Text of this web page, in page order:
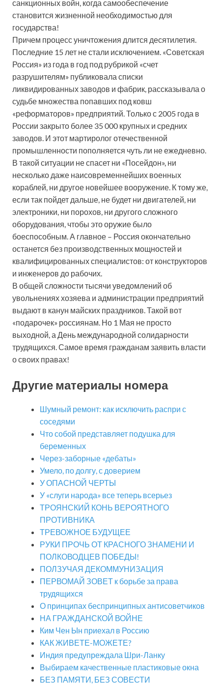
санкционных войн, когда самообеспечение
становится жизненной необходимостью для
государства!
Причем процесс уничтожения длится десятилетия.
Последние 15 лет не стали исключением. «Советская
Россия» из года в год под рубрикой «счет
разрушителям» публиковала списки
ликвидированных заводов и фабрик, рассказывала о
судьбе множества попавших под ковш
«реформаторов» предприятий. Только с 2005 года в
России закрыто более 35 000 крупных и средних
заводов. И этот мартиролог отечественной
промышленности пополняется чуть ли не ежедневно.
В такой ситуации не спасет ни «Посейдон», ни
несколько даже наисовременнейших военных
кораблей, ни другое новейшее вооружение. К тому же,
если так пойдет дальше, не будет ни двигателей, ни
электроники, ни порохов, ни другого сложного
оборудования, чтобы это оружие было
боеспособным. А главное – Россия окончательно
останется без производственных мощностей и
квалифицированных специалистов: от конструкторов
и инженеров до рабочих.
В общей сложности тысячи уведомлений об
увольнениях хозяева и администрации предприятий
выдают в канун майских праздников. Такой вот
«подарочек» россиянам. Но 1 Мая не просто
выходной, а День международной солидарности
трудящихся. Самое время гражданам заявить власти
о своих правах!
Другие материалы номера
Шумный ремонт: как исключить распри с
соседями
Что собой представляет подушка для
беременных
Через-заборные «дебаты»
Умело, по долгу, с доверием
У ОПАСНОЙ ЧЕРТЫ
У «слуги народа» все теперь всерьез
ТРОЯНСКИЙ КОНЬ ВЕРОЯТНОГО
ПРОТИВНИКА
ТРЕВОЖНОЕ БУДУЩЕЕ
РУКИ ПРОЧЬ ОТ КРАСНОГО ЗНАМЕНИ И
ПОЛКОВОДЦЕВ ПОБЕДЫ!
ПОЛЗУЧАЯ ДЕКОММУНИЗАЦИЯ
ПЕРВОМАЙ ЗОВЕТ к борьбе за права
трудящихся
О принципах беспринципных антисоветчиков
НА ГРАЖДАНСКОЙ ВОЙНЕ
Ким Чен Ын приехал в Россию
КАК ЖИВЕТЕ-МОЖЕТЕ?
Индия предупреждала Шри-Ланку
Выбираем качественные пластиковые окна
БЕЗ ПАМЯТИ, БЕЗ СОВЕСТИ